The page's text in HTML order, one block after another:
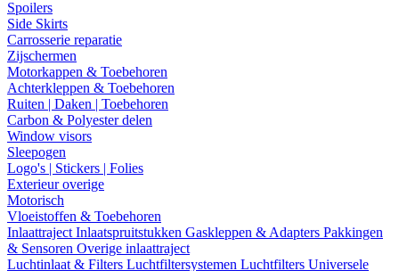
Spoilers
Side Skirts
Carrosserie reparatie
Zijschermen
Motorkappen & Toebehoren
Achterkleppen & Toebehoren
Ruiten | Daken | Toebehoren
Carbon & Polyester delen
Window visors
Sleepogen
Logo's | Stickers | Folies
Exterieur overige
Motorisch
Vloeistoffen & Toebehoren
Inlaattraject Inlaatspruitstukken Gaskleppen & Adapters Pakkingen
& Sensoren Overige inlaattraject
Luchtinlaat & Filters Luchtfiltersystemen Luchtfilters Universele